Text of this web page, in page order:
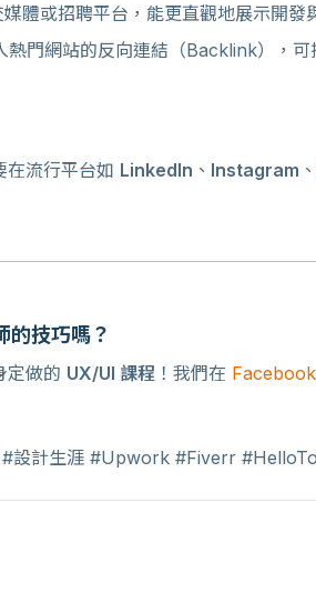
體或招聘平台，能更直觀地展示開發
熱門網站的反向連結（Backlink），
在流行平台如 LinkedIn 、 Instagram 、
的技巧嗎？
定做的 UX/UI 課程 ！我們在 Facebook
設計生涯 #Upwork #Fiverr